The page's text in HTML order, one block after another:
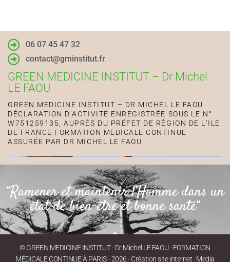
06 07 45 47 32
contact@gminstitut.fr
GREEN MEDICINE INSTITUT – Dr Michel
LE FAOU
GREEN MEDICINE INSTITUT – DR MICHEL LE FAOU
DÉCLARATION D’ACTIVITÉ ENREGISTRÉE SOUS LE N°
W751259135, AUPRÈS DU PRÉFET DE RÉGION DE L’ILE
DE FRANCE FORMATION MEDICALE CONTINUE
ASSURÉE PAR DR MICHEL LE FAOU
“Ramener et maintenir l’Homme dans un
état de bien-être et bonne santé“
© GREEN MEDICINE INSTITUT - Dr Michel LE FAOU - FORMATION
MÉDICALE CONTINUE À PARIS - 2026 - Création site internet : Media